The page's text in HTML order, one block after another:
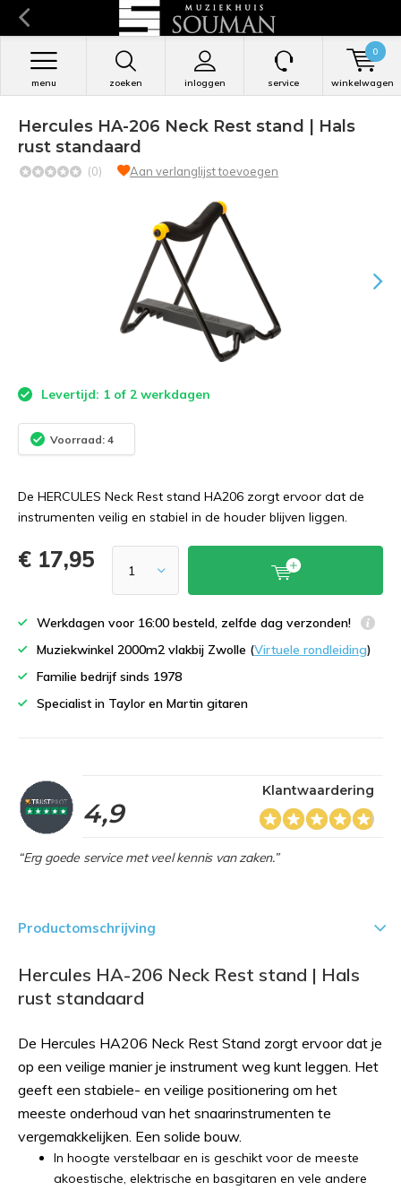
zoeken inloggen
menu service winkelwagen
0
Hercules HA-206 Neck Rest stand | Hals
rust standaard
(0) Aan verlanglijst toevoegen
Levertijd: 1 of 2 werkdagen
Voorraad: 4
De HERCULES Neck Rest stand HA206 zorgt ervoor dat de
instrumenten veilig en stabiel in de houder blijven liggen.
€ 17,95
Werkdagen voor 16:00 besteld, zelfde dag verzonden!
Muziekwinkel 2000m2 vlakbij Zwolle (Virtuele rondleiding)
Familie bedrijf sinds 1978
Specialist in Taylor en Martin gitaren
4,9
Klantwaardering
“Erg goede service met veel kennis van zaken.”
Productomschrijving
Hercules HA-206 Neck Rest stand | Hals
rust standaard
De Hercules HA206 Neck Rest Stand zorgt ervoor dat je
op een veilige manier je instrument weg kunt leggen. Het
geeft een stabiele- en veilige positionering om het
meeste onderhoud van het snaarinstrumenten te
vergemakkelijken. Een solide bouw.
In hoogte verstelbaar en is geschikt voor de meeste
akoestische, elektrische en basgitaren en vele andere